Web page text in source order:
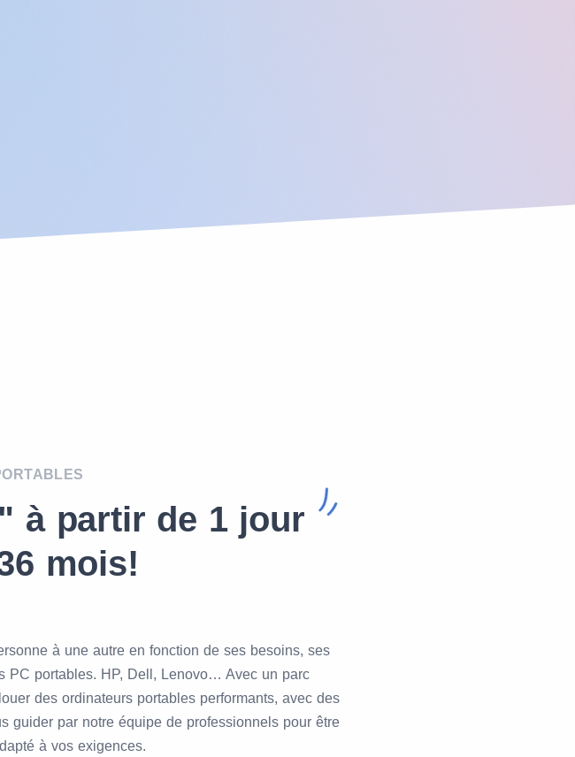
à partir de 1 jour
mois!
à une autre en fonction de ses besoins, ses
PC portables. HP, Dell, Lenovo… Avec un parc
des ordinateurs portables performants, avec des
guider par notre équipe de professionnels pour être
à vos exigences.